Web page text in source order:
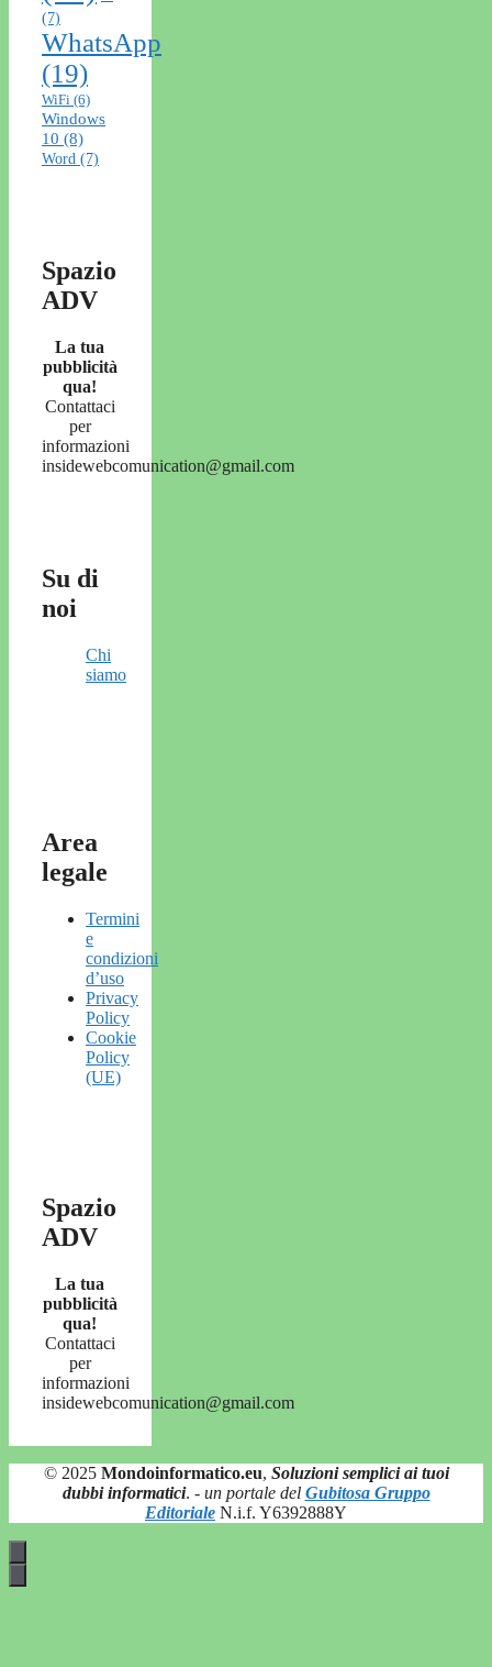
(7)
WhatsApp
(19)
WiFi (6)
Windows
10 (8)
Word (7)
Spazio
ADV
La tua
pubblicità
qua!
Contattaci
per
informazioni
insidewebcomunication@gmail.com
Su di
noi
Chi
siamo
Area
legale
Termini
e
condizioni
d’uso
Privacy
Policy
Cookie
Policy
(UE)
Spazio
ADV
La tua
pubblicità
qua!
Contattaci
per
informazioni
insidewebcomunication@gmail.com
© 2025 Mondoinformatico.eu, Soluzioni semplici ai tuoi
dubbi informatici. - un portale del Gubitosa Gruppo
Editoriale N.i.f. Y6392888Y